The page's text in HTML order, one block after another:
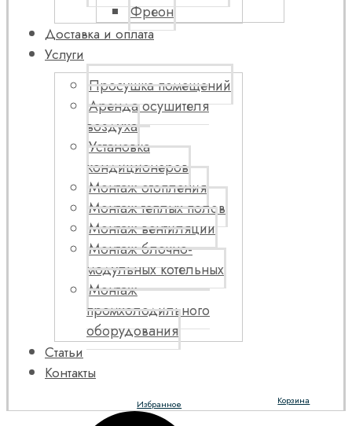
Фреон
Доставка и оплата
Услуги
Просушка помещений
Аренда осушителя
воздуха
Установка
кондиционеров
Монтаж отопления
Монтаж теплых полов
Монтаж вентиляции
Монтаж блочно-
модульных котельных
Монтаж
промхолодильного
оборудования
Статьи
Контакты
Корзина
Избранное